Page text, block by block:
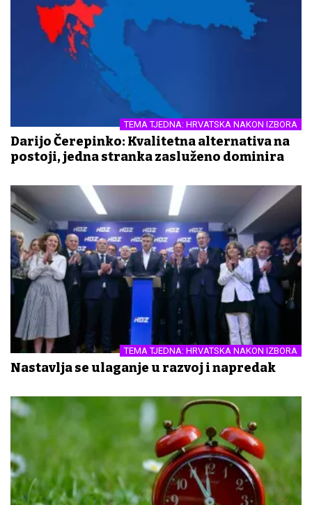
TEMA TJEDNA: HRVATSKA NAKON IZBORA
Darijo Čerepinko: Kvalitetna alternativa na
postoji, jedna stranka zasluženo dominira
TEMA TJEDNA: HRVATSKA NAKON IZBORA
Nastavlja se ulaganje u razvoj i napredak